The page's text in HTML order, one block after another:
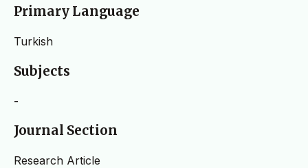
Primary Language
Turkish
Subjects
-
Journal Section
Research Article